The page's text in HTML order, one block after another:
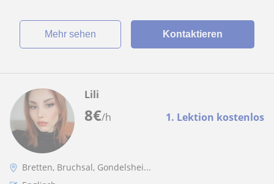
Mehr sehen Kontaktieren
8€/h 1. Lektion kostenlos
Lili
Bretten, Bruchsal, Gondelshei...